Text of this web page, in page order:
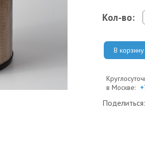
Кол-во:
В корзину
в Москве:
Поделиться: